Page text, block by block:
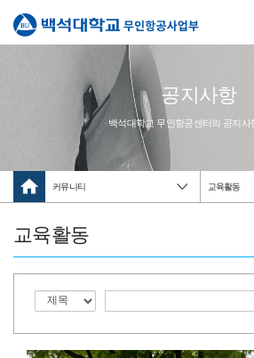
공지사항
백석대학교 무인항공센터의 공지사
커뮤니티 교육활동
교육활동